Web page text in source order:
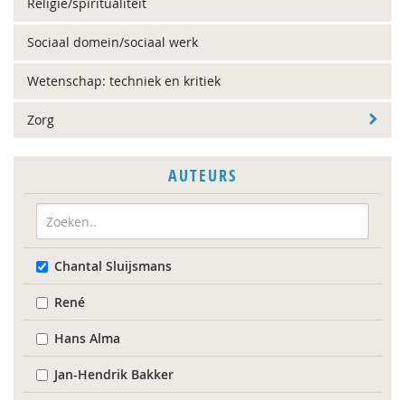
Sociaal domein/sociaal werk
Wetenschap: techniek en kritiek
Zorg
AUTEURS
Chantal Sluijsmans
René
Hans Alma
Jan-Hendrik Bakker